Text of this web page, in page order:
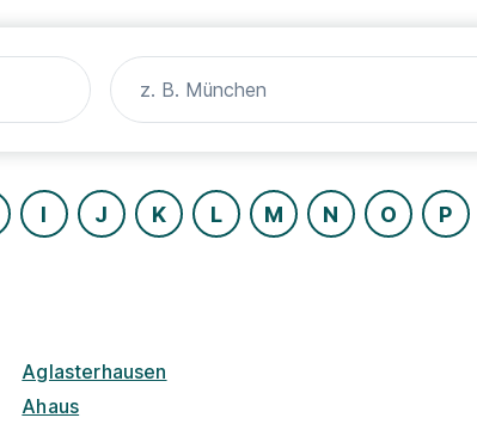
I J K L M N O P
Aglasterhausen
Ahaus